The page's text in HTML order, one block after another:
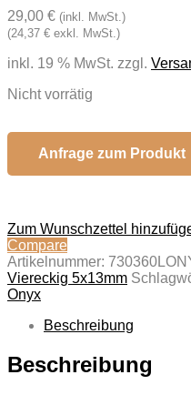
29,00 € (inkl. MwSt.)
(24,37 € exkl. MwSt.)
inkl. 19 % MwSt. zzgl.
Nicht vorrätig
Anfrage zum Produkt
Zum Wunschzettel
Compare
Artikelnummer:
Viereckig 5x13mm
Onyx
Beschreibung
Beschreibung